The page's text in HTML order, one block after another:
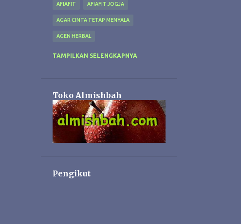
AFIAFIT AFIAFIT JOGJA
AGAR CINTA TETAP MENYALA
AGEN HERBAL
ALAMIE ALANG ALANG
ALAT BEKAM ALAT VITAL ALBIBET
ALBIGURAA ALBIRUNI ALBUMIN
ALMANAR HERBAFIT
TAMPILKAN SELENGKAPNYA
Toko Almishbah
Pengikut